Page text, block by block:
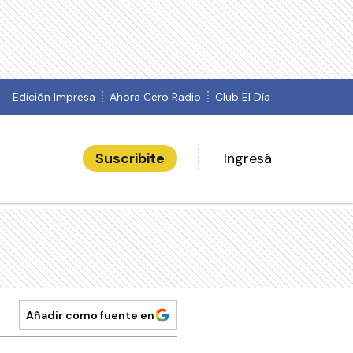
Edición Impresa Ahora Cero Radio Club El Día
Suscribite Ingresá
Añadir como fuente en